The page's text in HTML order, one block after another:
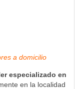
a domicilio
especializado en
en la localidad